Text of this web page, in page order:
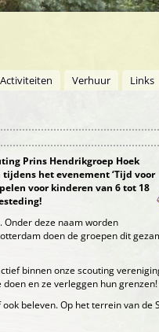
Activiteiten Verhuur Links
Prins Hendrikgroep Hoek
het evenement ‘Tijd voor
voor kinderen van 6 tot 18
Onder deze naam worden
doen de groepen dit
binnen onze scouting
en ze verleggen hun grenzen!
beleven. Op het terrein van de